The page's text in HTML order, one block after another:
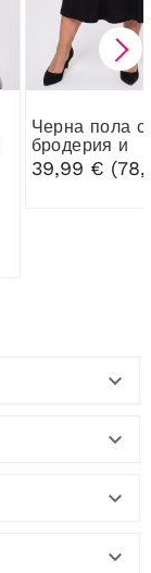
Черна пола с
бродерия и
кристали
39,99 €



